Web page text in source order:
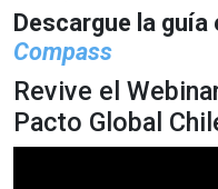
Descargue la guía
Compass
Revive el
Pacto Global